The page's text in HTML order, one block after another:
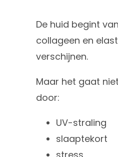
De huid begint
collageen en
verschijnen.
Maar het gaat
door:
UV-straling
slaaptekort